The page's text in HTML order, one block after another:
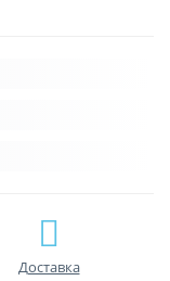
Доставка